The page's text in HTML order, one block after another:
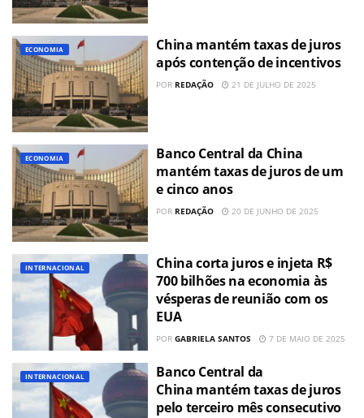
ECONOMIA
China mantém taxas de juros
após contenção de incentivos
POR REDAÇÃO 21 DE JULHO DE 2025
ECONOMIA
Banco Central da China
mantém taxas de juros de um
e cinco anos
POR REDAÇÃO 20 DE JUNHO DE 2025
INTERNACIONAL
China corta juros e injeta R$
700 bilhões na economia às
vésperas de reunião com os
EUA
POR GABRIELA SANTOS 7 DE MAIO DE 2025
INTERNACIONAL
Banco Central da
China mantém taxas de juros
pelo terceiro mês consecutivo